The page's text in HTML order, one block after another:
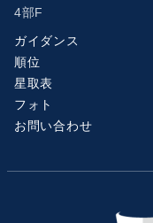
4部F
ガイダンス
順位
星取表
フォト
お問い合わせ